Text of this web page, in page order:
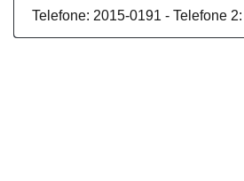
Telefone: 2015-0191 - Telefone